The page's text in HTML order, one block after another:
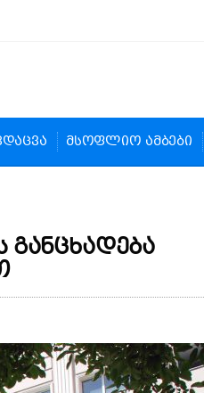
მსოფლიო ამბები